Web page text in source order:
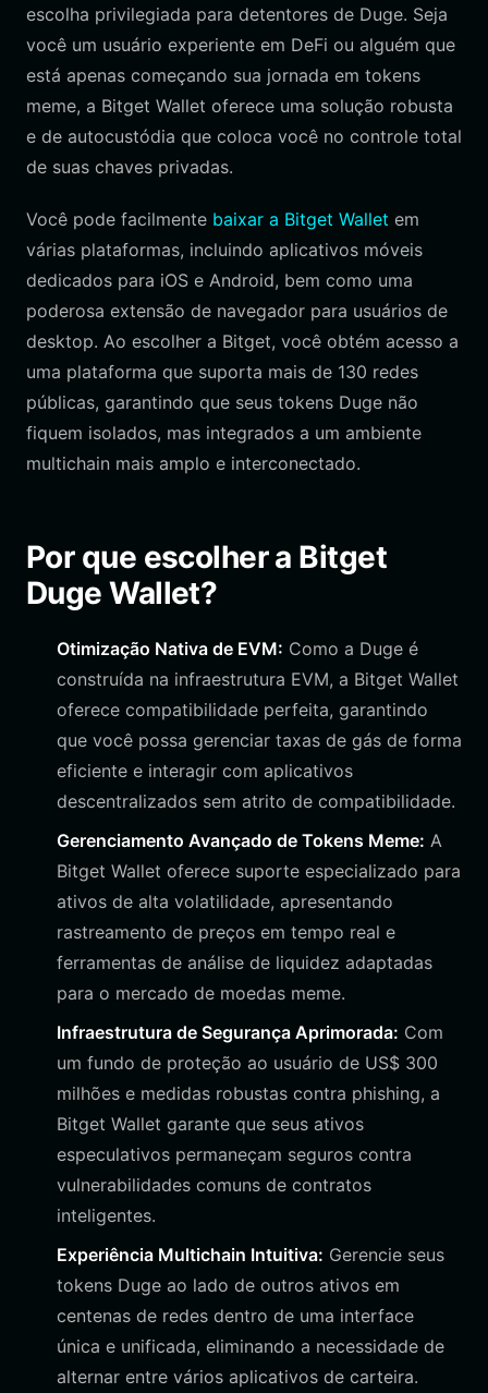
escolha privilegiada para detentores de Duge. Seja
você um usuário experiente em DeFi ou alguém que
está apenas começando sua jornada em tokens
meme, a Bitget Wallet oferece uma solução robusta
e de autocustódia que coloca você no controle total
de suas chaves privadas.
Você pode facilmente baixar a Bitget Wallet em
várias plataformas, incluindo aplicativos móveis
dedicados para iOS e Android, bem como uma
poderosa extensão de navegador para usuários de
desktop. Ao escolher a Bitget, você obtém acesso a
uma plataforma que suporta mais de 130 redes
públicas, garantindo que seus tokens Duge não
fiquem isolados, mas integrados a um ambiente
multichain mais amplo e interconectado.
Por que escolher a Bitget
Duge Wallet?
Otimização Nativa de EVM: Como a Duge é
construída na infraestrutura EVM, a Bitget Wallet
oferece compatibilidade perfeita, garantindo
que você possa gerenciar taxas de gás de forma
eficiente e interagir com aplicativos
descentralizados sem atrito de compatibilidade.
Gerenciamento Avançado de Tokens Meme: A
Bitget Wallet oferece suporte especializado para
ativos de alta volatilidade, apresentando
rastreamento de preços em tempo real e
ferramentas de análise de liquidez adaptadas
para o mercado de moedas meme.
Infraestrutura de Segurança Aprimorada: Com
um fundo de proteção ao usuário de US$ 300
milhões e medidas robustas contra phishing, a
Bitget Wallet garante que seus ativos
especulativos permaneçam seguros contra
vulnerabilidades comuns de contratos
inteligentes.
Experiência Multichain Intuitiva: Gerencie seus
tokens Duge ao lado de outros ativos em
centenas de redes dentro de uma interface
única e unificada, eliminando a necessidade de
alternar entre vários aplicativos de carteira.